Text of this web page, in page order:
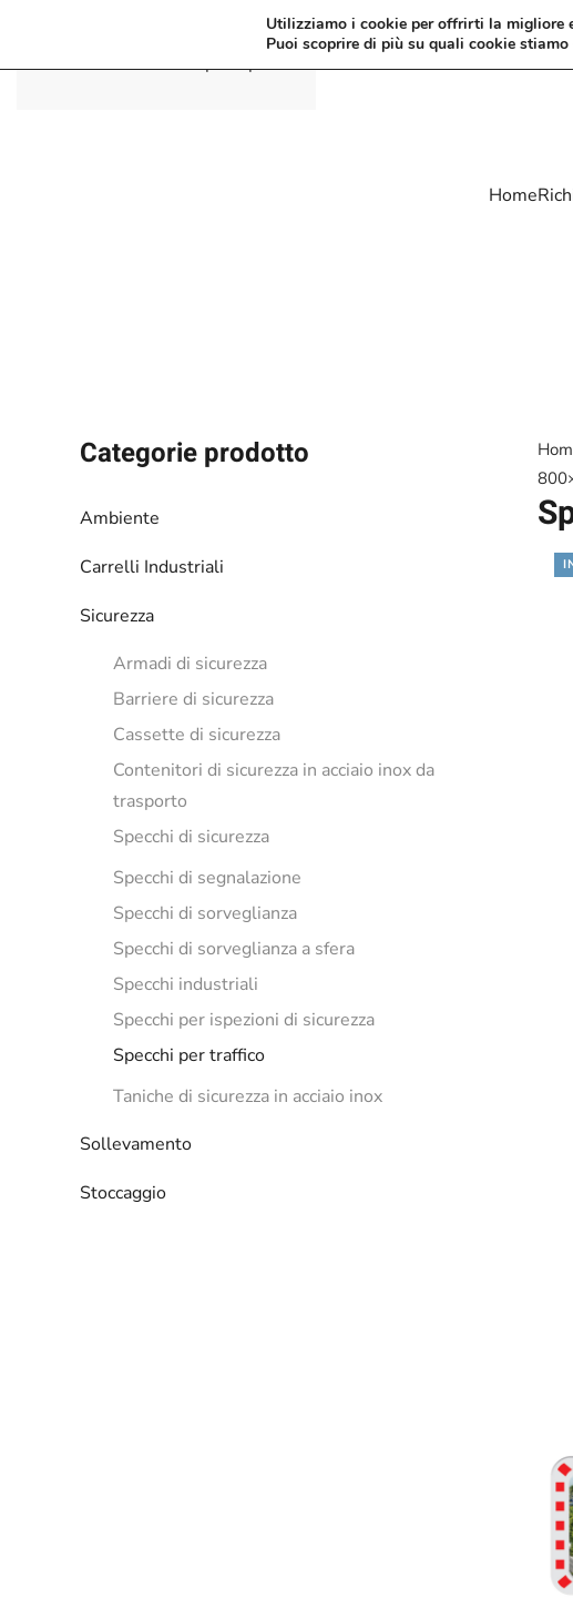
Passa al contenuto principale
Home
Categorie prodotto
Ambiente
Carrelli Industriali
Sicurezza
Armadi di sicurezza
Barriere di sicurezza
Cassette di sicurezza
Contenitori di sicurezza in acciaio inox da
trasporto
Specchi di sicurezza
Specchi di segnalazione
Specchi di sorveglianza
Specchi di sorveglianza a sfera
Specchi industriali
Specchi per ispezioni di sicurezza
Specchi per traffico
Taniche di sicurezza in acciaio inox
Sollevamento
Stoccaggio
Utilizziamo i cookie per offrirti la migliore
Puoi scoprire di più su quali cookie